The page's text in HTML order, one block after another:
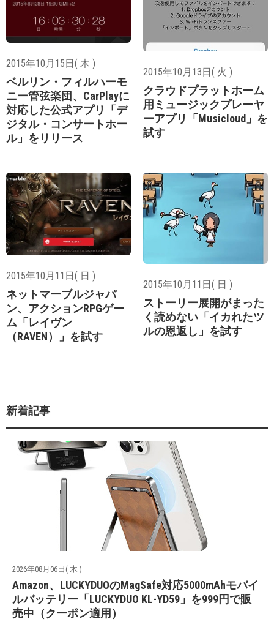
2015年10月15日( 木 )
ベルリン・フィルハーモ
ニー管弦楽団、CarPlayに
対応した公式アプリ「デ
ジタル・コンサートホー
ル」をリリース
2015年10月13日( 火 )
クラウドプラットホーム
用ミュージックプレーヤ
ーアプリ「Musicloud」を
試す
2015年10月11日( 日 )
ネットマーブルジャパ
ン、アクションRPGゲー
ム「レイヴン
（RAVEN）」を試す
2015年10月11日( 日 )
ストーリー展開がまった
く読めない「イカれたツ
ルの恩返し」を試す
新着記事
2026年08月06日( 木 )
Amazon、LUCKYDUOのMagSafe対応5000mAhモバイ
ルバッテリー「LUCKYDUO KL-YD59」を999円で販
売中（クーポン適用）